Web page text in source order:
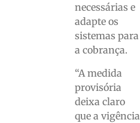
necessárias e
adapte os
sistemas para
a cobrança.
“A medida
provisória
deixa claro
que a vigência